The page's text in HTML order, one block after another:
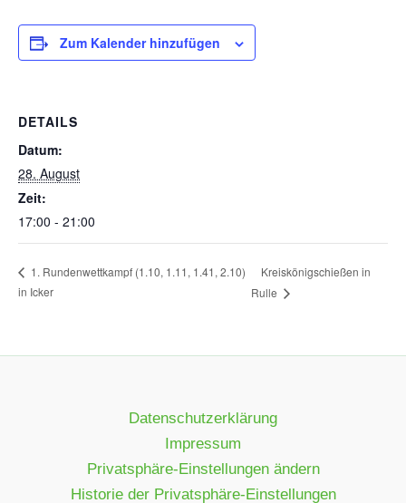
Zum Kalender hinzufügen
DETAILS
Datum:
28. August
Zeit:
17:00 - 21:00
1. Rundenwettkampf (1.10, 1.11, 1.41, 2.10)
in Icker
Kreiskönigschießen in
Rulle
Datenschutzerklärung
Impressum
Privatsphäre-Einstellungen ändern
Historie der Privatsphäre-Einstellungen